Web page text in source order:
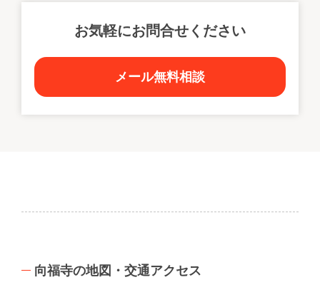
お気軽にお問合せください
メール無料相談
向福寺の地図・交通アクセス